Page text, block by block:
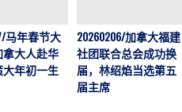
马年春节大
大人赴华
年初一生
20260206/加拿大福建
社团联合总会成功换
届，林绍焰当选第五
届主席